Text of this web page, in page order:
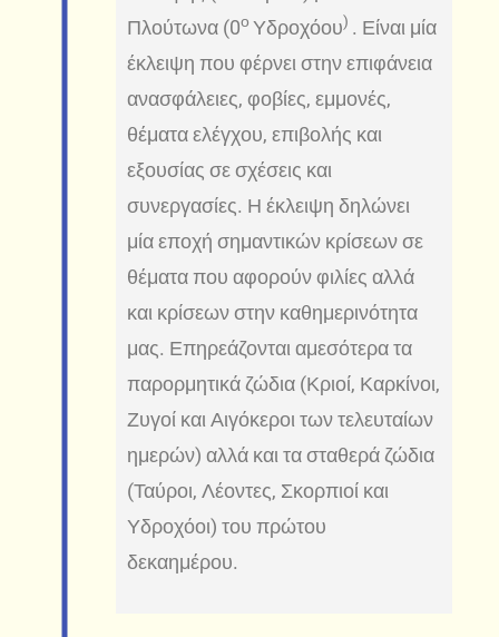
Πλούτωνα (0ο Υδροχόου) . Είναι μία
έκλειψη που φέρνει στην επιφάνεια
ανασφάλειες, φοβίες, εμμονές,
θέματα ελέγχου, επιβολής και
εξουσίας σε σχέσεις και
συνεργασίες. Η έκλειψη δηλώνει
μία εποχή σημαντικών κρίσεων σε
θέματα που αφορούν φιλίες αλλά
και κρίσεων στην καθημερινότητα
μας. Επηρεάζονται αμεσότερα τα
παρορμητικά ζώδια (Κριοί, Καρκίνοι,
Ζυγοί και Αιγόκεροι των τελευταίων
ημερών) αλλά και τα σταθερά ζώδια
(Ταύροι, Λέοντες, Σκορπιοί και
Υδροχόοι) του πρώτου
δεκαημέρου.